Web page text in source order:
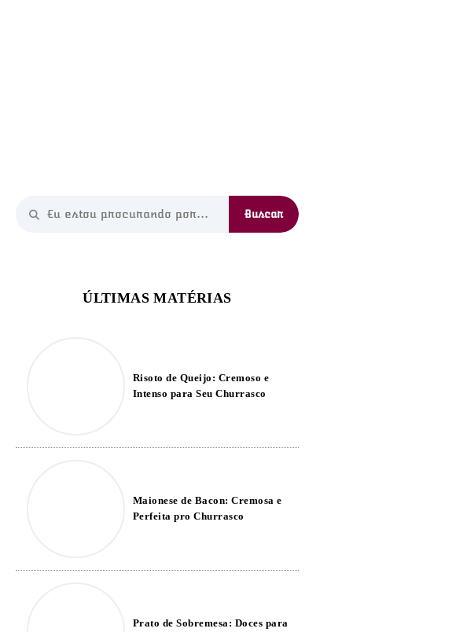
Risoto de Queijo: Cremoso e
Intenso para Seu Churrasco
Maionese de Bacon: Cremosa e
Perfeita pro Churrasco
Prato de Sobremesa: Doces para